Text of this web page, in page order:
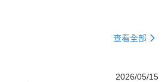
查看全部
2026/05/15